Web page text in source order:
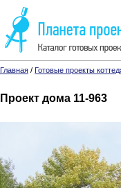
Главная / Готовые проекты
Проект дома 11-963